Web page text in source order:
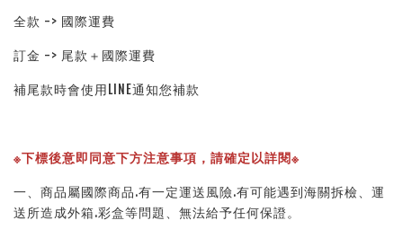
全款 -> 國際運費
訂金 -> 尾款＋國際運費
補尾款時會使用LINE通知您補款
※下標後意即同意下方注意事項，請確定以詳閱※
一、商品屬國際商品.有一定運送風險.有可能遇到海關拆檢、運
送所造成外箱.彩盒等問題、無法給予任何保證。